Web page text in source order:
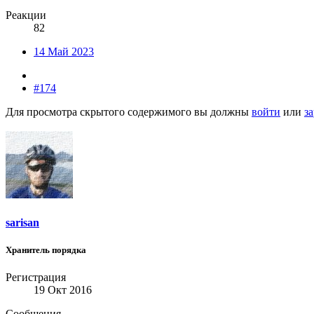
Реакции
82
14 Май 2023
#174
Для просмотра скрытого содержимого вы должны войти или
sarisan
Хранитель порядка
Регистрация
19 Окт 2016